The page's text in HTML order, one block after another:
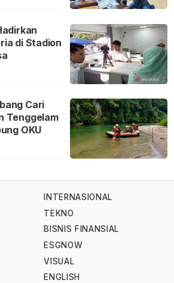
di Stadion
Cari
Tenggelam
OKU
INTERNASIONAL
TEKNO
BISNIS FINANSIAL
ESGNOW
VISUAL
ENGLISH